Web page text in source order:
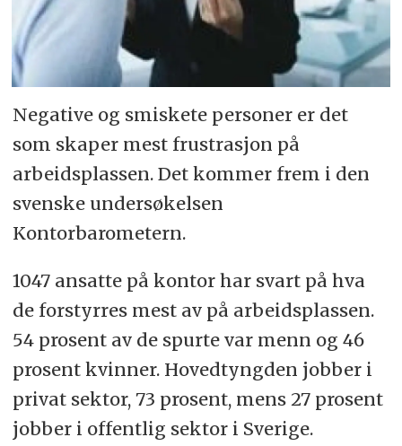
Negative og smiskete personer er det
som skaper mest frustrasjon på
arbeidsplassen. Det kommer frem i den
svenske undersøkelsen
Kontorbarometern.
1047 ansatte på kontor har svart på hva
de forstyrres mest av på arbeidsplassen.
54 prosent av de spurte var menn og 46
prosent kvinner. Hovedtyngden jobber i
privat sektor, 73 prosent, mens 27 prosent
jobber i offentlig sektor i Sverige.